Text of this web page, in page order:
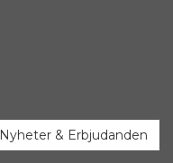
Nyheter & Erbjudanden